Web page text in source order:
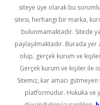
siteye üye olarak bu
sitesi, herhangi bir marka,
bulunmamaktadır. Sitede
paylaşılmaktadır. Burada
olup, gerçek kurum ve
Gerçek kurum ve kişiler ile
Sitemiz, kar amacı
platformudur. Hukuka ve